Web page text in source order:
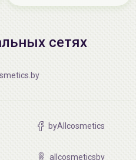
сетях
byAllcosmetics
allcosmeticsby